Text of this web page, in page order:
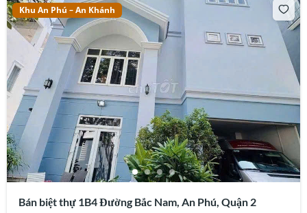
Khu An Phú – An Khánh
Bán biệt thự 1B4 Đường Bắc Nam, An Phú, Quận 2